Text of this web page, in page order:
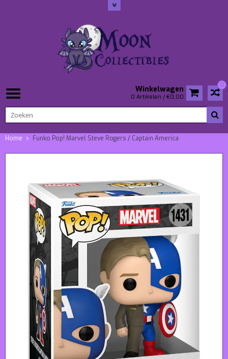
0
Winkelwagen
0 Artikelen / €0,00
Home Funko Pop! Marvel Steve Rogers / Captain America